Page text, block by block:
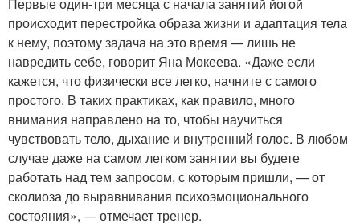
происходит перестройка образа жизни и адаптация тела
к нему, поэтому задача на это время — лишь не
навредить себе, говорит Яна Мокеева. «Даже если
кажется, что физически все легко, начните с самого
простого. В таких практиках, как правило, много
внимания направлено на то, чтобы научиться
чувствовать тело, дыхание и внутренний голос. В любом
случае даже на самом легком занятии вы будете
работать над тем запросом, с которым пришли, — от
сколиоза до выравнивания психоэмоционального
состояния», — отмечает тренер.